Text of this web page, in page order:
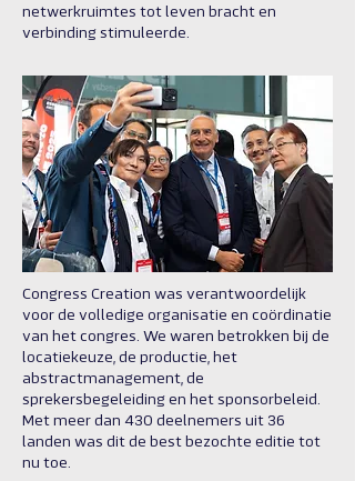
netwerkruimtes tot leven bracht en
verbinding stimuleerde.
Congress Creation was verantwoordelijk
voor de volledige organisatie en coördinatie
van het congres. We waren betrokken bij de
locatiekeuze, de productie, het
abstractmanagement, de
sprekersbegeleiding en het sponsorbeleid.
Met meer dan 430 deelnemers uit 36
landen was dit de best bezochte editie tot
nu toe.